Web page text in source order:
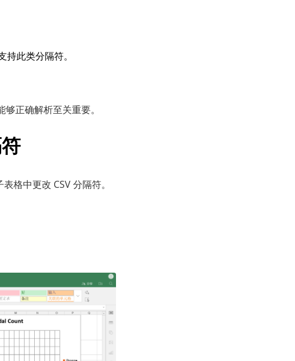
此类分隔符。
正确解析至关重要。
格中更改 CSV 分隔符。